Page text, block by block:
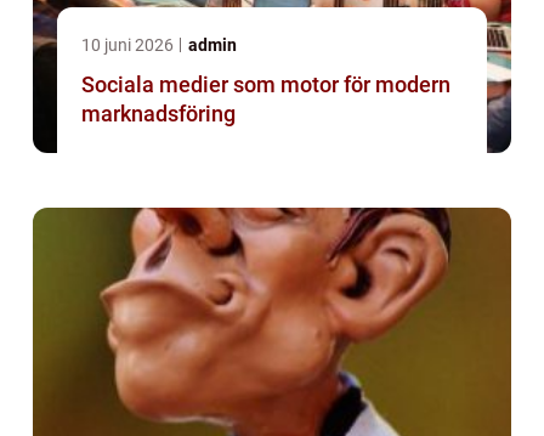
10 juni 2026 admin
Sociala medier som motor för modern
marknadsföring